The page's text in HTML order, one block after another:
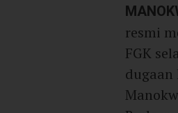
resmi
FGK
dugaan